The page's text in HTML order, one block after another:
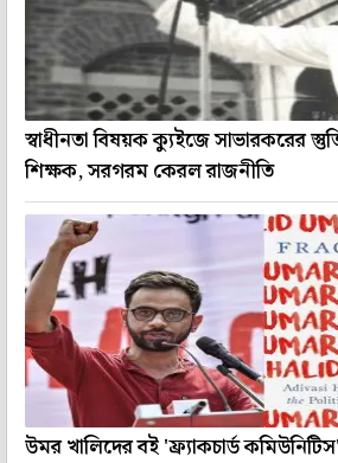
স্বাধীনতা বিষয়ক ক্যুইজে সাভারকরের
শিক্ষক, সরগরম কেরল রাজনীতি
উমর খালিদের বই 'ফ্র্যাকচার্ড